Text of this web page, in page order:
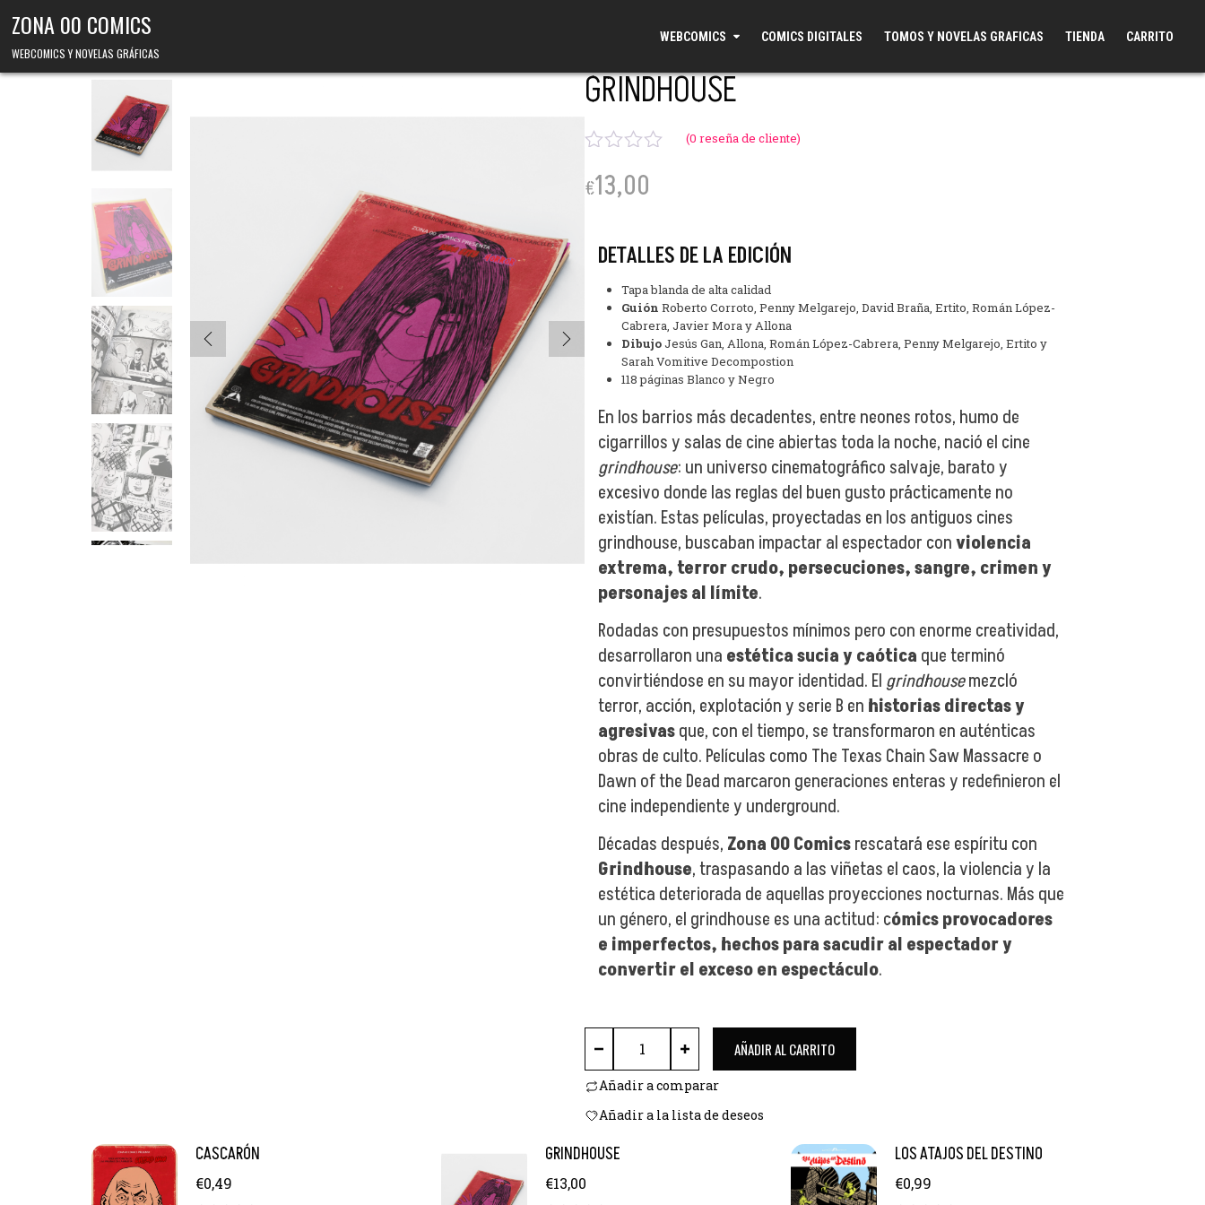
ZONA 00 COMICS
WEBCOMICS Y NOVELAS GRÁFICAS
WEBCOMICS COMICS DIGITALES TOMOS Y NOVELAS GRAFICAS TIENDA CARRITO
GRINDHOUSE
a
(0 reseña de cliente)
€13,00
DETALLES DE LA EDICIÓN
Tapa blanda de alta calidad
Guión Roberto Corroto, Penny Melgarejo, David Braña, Ertito, Román López-
Cabrera, Javier Mora y Allona
DibujoJesús Gan, Allona, Román López-Cabrera, Penny Melgarejo, Ertito y
Sarah Vomitive Decompostion
118 páginas Blanco y Negro
En los barrios más decadentes, entre neones rotos, humo de
cigarrillos y salas de cine abiertas toda la noche, nació el cine
grindhouse: un universo cinematográfico salvaje, barato y
excesivo donde las reglas del buen gusto prácticamente no
existían. Estas películas, proyectadas en los antiguos cines
grindhouse, buscaban impactar al espectador conviolencia
extrema, terror crudo, persecuciones, sangre, crimen y
personajes al límite.
Rodadas con presupuestos mínimos pero con enorme creatividad,
desarrollaron una estética sucia y caótica que terminó
convirtiéndose en su mayor identidad. Elgrindhousemezcló
terror, acción, explotación y serie B en historias directas y
agresivasque, con el tiempo, se transformaron en auténticas
obras de culto. Películas como The Texas Chain Saw Massacre o
Dawn of the Dead marcaron generaciones enteras y redefinieron el
cine independiente y underground.
Décadas después, Zona 00 Comicsrescatará ese espíritu con
Grindhouse, traspasando a las viñetas el caos, la violencia y la
estética deteriorada de aquellas proyecciones nocturnas. Más que
un género, el grindhouse es una actitud: cómics provocadores
e imperfectos, hechos para sacudir al espectador y
convertir el exceso en espectáculo.
AÑADIR AL CARRITO
Añadir a comparar
Añadir a la lista de deseos
CASCARÓN
€0,49
GRINDHOUSE
€13,00
LOS ATAJOS DEL DESTINO
€0,99